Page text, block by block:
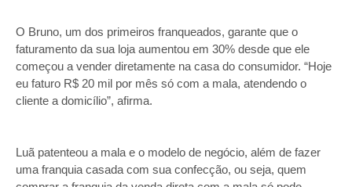
O Bruno, um dos primeiros franqueados, garante que o
faturamento da sua loja aumentou em 30% desde que ele
começou a vender diretamente na casa do consumidor. “Hoje
eu faturo R$ 20 mil por mês só com a mala, atendendo o
cliente a domicílio”, afirma.
Luã patenteou a mala e o modelo de negócio, além de fazer
uma franquia casada com sua confecção, ou seja, quem